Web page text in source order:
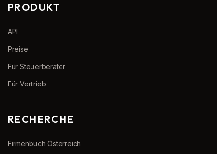
PRODUKT
API
Preise
Für Steuerberater
Für Vertrieb
RECHERCHE
Firmenbuch Österreich